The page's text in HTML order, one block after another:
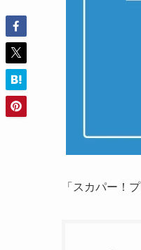
「スカパー！